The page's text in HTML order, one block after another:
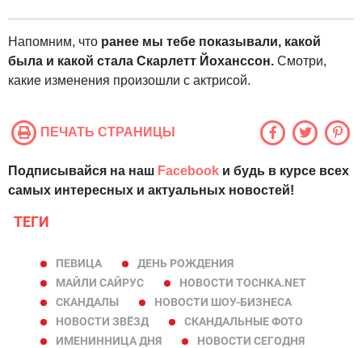
Напомним, что ранее мы тебе показывали, какой
была и какой стала Скарлетт Йоханссон. Смотри,
какие изменения произошли с актрисой.
ПЕЧАТЬ СТРАНИЦЫ
Подписывайся на наш Facebook и будь в курсе всех
самых интересных и актуальных новостей!
ТЕГИ
ПЕВИЦА
ДЕНЬ РОЖДЕНИЯ
МАЙЛИ САЙРУС
НОВОСТИ TOCHKA.NET
СКАНДАЛЫ
НОВОСТИ ШОУ-БИЗНЕСА
НОВОСТИ ЗВЁЗД
СКАНДАЛЬНЫЕ ФОТО
ИМЕНИННИЦА ДНЯ
НОВОСТИ СЕГОДНЯ